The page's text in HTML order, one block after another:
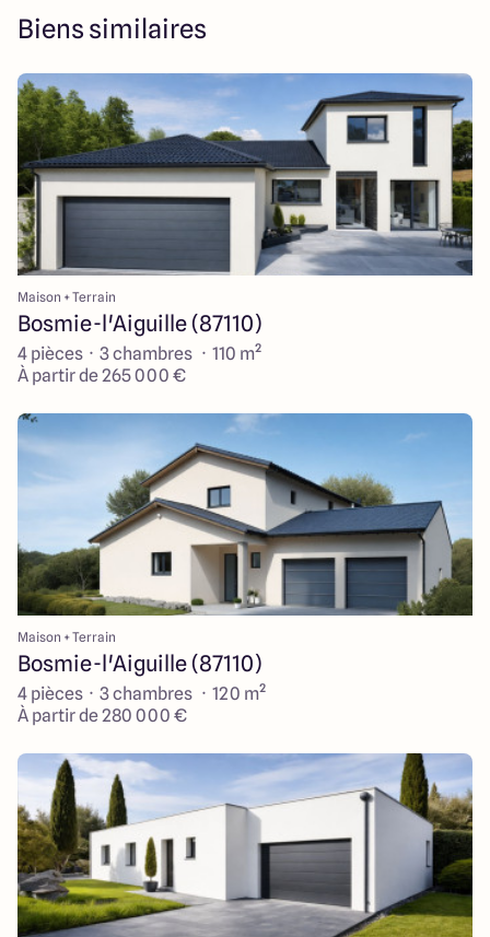
Biens similaires
Maison + Terrain
Bosmie-l'Aiguille (87110)
4 pièces · 3 chambres · 110 m²
À partir de 265 000 €
Maison + Terrain
Bosmie-l'Aiguille (87110)
4 pièces · 3 chambres · 120 m²
À partir de 280 000 €